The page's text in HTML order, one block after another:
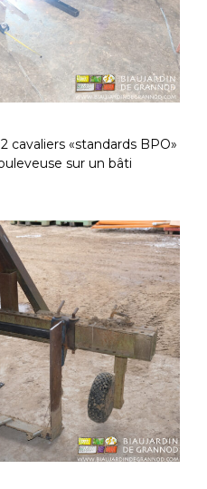
2 cavaliers «standards BPO»
sur un bâti